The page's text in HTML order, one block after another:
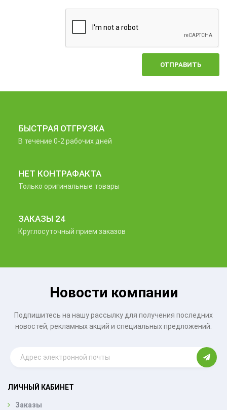
ОТПРАВИТЬ
БЫСТРАЯ ОТГРУЗКА
В течение 0-2 рабочих дней
НЕТ КОНТРАФАКТА
Только оригинальные товары
ЗАКАЗЫ 24
Круглосуточный прием заказов
Новости компании
Подпишитесь на нашу рассылку для получения последних
новостей, рекламных акций и специальных предложений.
ЛИЧНЫЙ КАБИНЕТ
Заказы